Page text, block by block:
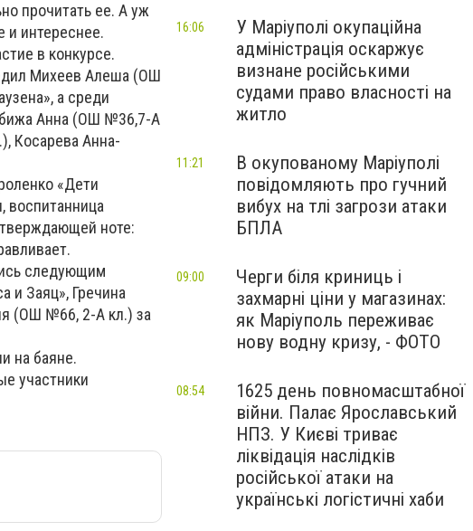
прочитать ее. А уж
и интереснее.
в конкурсе.
Михеев Алеша (ОШ
а среди
Анна (ОШ №36,7-А
Косарева Анна-
«Дети
воспитанница
ноте:
следующим
и Заяц», Гречина
(ОШ №66, 2-А кл.) за
на баяне.
участники
У Маріуполі окупаційна
адміністрація оскаржує
визнане російськими
судами право власності на
житло
16:06
В окупованому Маріуполі
повідомляють про гучний
вибух на тлі загрози атаки
БПЛА
11:21
Черги біля криниць і
захмарні ціни у магазинах:
як Маріуполь переживає
нову водну кризу, - ФОТО
09:00
1625 день повномасштабної
війни. Палає Ярославський
НПЗ. У Києві триває
ліквідація наслідків
російської атаки на
українські логістичні хаби
08:54